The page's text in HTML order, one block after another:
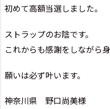
初めて高額当選しました。
ストラップのお陰です。
これからも感謝をしながら
願いは必ず叶います。
神奈川県 野口尚美様